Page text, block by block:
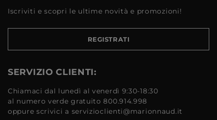
Iscriviti e scopri le ultime novità e promozioni!
REGISTRATI
SERVIZIO CLIENTI:
Chiamaci dal lunedì al venerdì 9:30-18:30
al numero verde gratuito 800.914.998
oppure scrivici a servizioclienti@marionnaud.it